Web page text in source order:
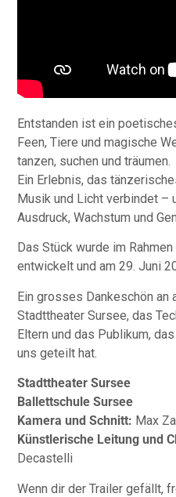
Entstanden ist ein
Feen, Tiere und magische
tanzen, suchen und träumen.
Ein Erlebnis, das
Musik und Licht verbindet –
Ausdruck, Wachstum und
Das Stück wurde im
entwickelt und am 29. Juni
Ein grosses Dankeschön an
Stadttheater Sursee, das
Eltern und das Publikum,
uns geteilt hat.
Stadttheater Sursee
Ballettschule Sursee
Kamera und Schnitt: Max
Künstlerische Leitung und
Decastelli
Wenn dir der Trailer gefällt,